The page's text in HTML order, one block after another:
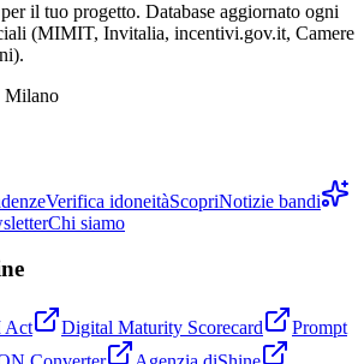
il tuo progetto. Database aggiornato ogni
(MIMIT, Invitalia, incentivi.gov.it, Camere
Milano
Verifica idoneitàScopriNotizie bandi
Chi siamo
Act Digital Maturity Scorecard
Prompt